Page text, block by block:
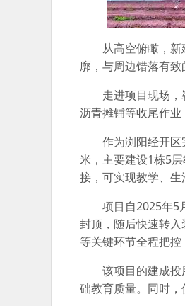
从高空俯瞰，
廓，与周边错落有
走进项目现场
沥青摊铺等收尾作
作为浏阳经开
米，主要建设1栋5
接，可实现教学、
项目自2025年5
封顶，随后快速转
等关键环节全程把
该项目的建成
础教育质量。同时